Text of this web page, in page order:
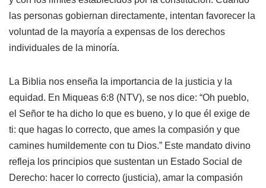
las personas gobiernan directamente, intentan favorecer la
voluntad de la mayoría a expensas de los derechos
individuales de la minoría.
La Biblia nos enseña la importancia de la justicia y la
equidad. En Miqueas 6:8 (NTV), se nos dice: “Oh pueblo,
el Señor te ha dicho lo que es bueno, y lo que él exige de
ti: que hagas lo correcto, que ames la compasión y que
camines humildemente con tu Dios.” Este mandato divino
refleja los principios que sustentan un Estado Social de
Derecho: hacer lo correcto (justicia), amar la compasión